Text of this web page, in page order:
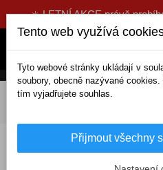
☀️ LETNÍ AKCE právě
DOMOV Exteriérové doplňky
Puklice ESPRIT RC
Tento web využívá
Tyto webové stránky ukládají v
soubory, obecně nazývané
tím vyjadřujete souhlas.
Přijmout všechny